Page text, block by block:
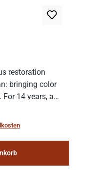
restoration
bringing color
14 years, a
undertook
and